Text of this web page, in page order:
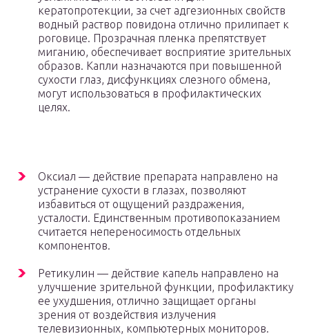
кератопротекции, за счет адгезионных свойств
водный раствор повидона отлично прилипает к
роговице. Прозрачная пленка препятствует
миганию, обеспечивает восприятие зрительных
образов. Капли назначаются при повышенной
сухости глаз, дисфункциях слезного обмена,
могут использоваться в профилактических
целях.
Оксиал — действие препарата направлено на
устранение сухости в глазах, позволяют
избавиться от ощущений раздражения,
усталости. Единственным противопоказанием
считается непереносимость отдельных
компонентов.
Ретикулин — действие капель направлено на
улучшение зрительной функции, профилактику
ее ухудшения, отлично защищает органы
зрения от воздействия излучения
телевизионных, компьютерных мониторов.